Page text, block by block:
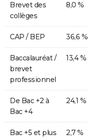
Brevet des
collèges
8,0 %
CAP / BEP 36,6 %
Baccalauréat /
brevet
professionnel
13,4 %
De Bac +2 à
Bac +4
24,1 %
Bac +5 et plus 2,7 %